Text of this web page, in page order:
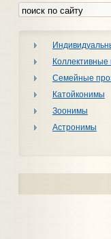
Семейные
Катойконимы
Зоонимы
Астронимы